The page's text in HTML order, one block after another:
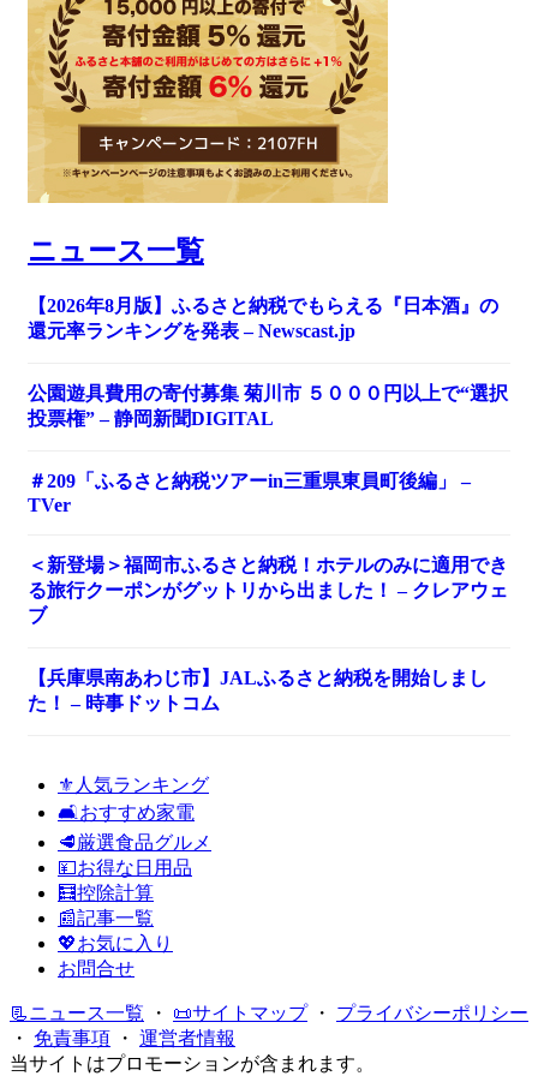
ニュース一覧
【2026年8月版】ふるさと納税でもらえる『日本酒』の
還元率ランキングを発表 – Newscast.jp
公園遊具費用の寄付募集 菊川市 ５０００円以上で“選択
投票権” – 静岡新聞DIGITAL
＃209「ふるさと納税ツアーin三重県東員町後編」 –
TVer
＜新登場＞福岡市ふるさと納税！ホテルのみに適用でき
る旅行クーポンがグットリから出ました！ – クレアウェ
ブ
【兵庫県南あわじ市】JALふるさと納税を開始しまし
た！ – 時事ドットコム
⚜️人気ランキング
🛋️おすすめ家電
🥩厳選食品グルメ
💴お得な日用品
🧮控除計算
📰記事一覧
💖お気に入り
お問合せ
📃ニュース一覧 ・ 📜サイトマップ・ プライバシーポリシー
・ 免責事項 ・ 運営者情報
当サイトはプロモーションが含まれます。